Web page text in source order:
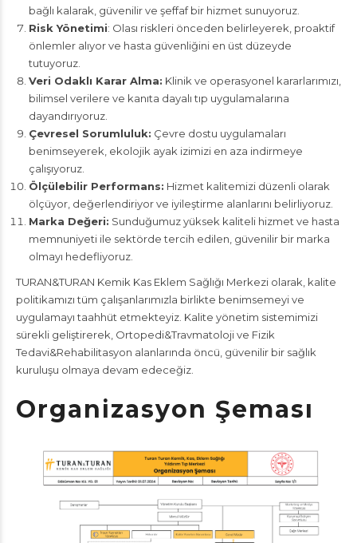
bağlı kalarak, güvenilir ve şeffaf bir hizmet sunuyoruz.
Risk Yönetimi: Olası riskleri önceden belirleyerek, proaktif
önlemler alıyor ve hasta güvenliğini en üst düzeyde
tutuyoruz.
Veri Odaklı Karar Alma: Klinik ve operasyonel kararlarımızı,
bilimsel verilere ve kanıta dayalı tıp uygulamalarına
dayandırıyoruz.
Çevresel Sorumluluk: Çevre dostu uygulamaları
benimseyerek, ekolojik ayak izimizi en aza indirmeye
çalışıyoruz.
Ölçülebilir Performans: Hizmet kalitemizi düzenli olarak
ölçüyor, değerlendiriyor ve iyileştirme alanlarını belirliyoruz.
Marka Değeri: Sunduğumuz yüksek kaliteli hizmet ve hasta
memnuniyeti ile sektörde tercih edilen, güvenilir bir marka
olmayı hedefliyoruz.
TURAN&TURAN Kemik Kas Eklem Sağlığı Merkezi olarak, kalite
politikamızı tüm çalışanlarımızla birlikte benimsemeyi ve
uygulamayı taahhüt etmekteyiz. Kalite yönetim sistemimizi
sürekli geliştirerek, Ortopedi&Travmatoloji ve Fizik
Tedavi&Rehabilitasyon alanlarında öncü, güvenilir bir sağlık
kuruluşu olmaya devam edeceğiz.
Organizasyon Şeması